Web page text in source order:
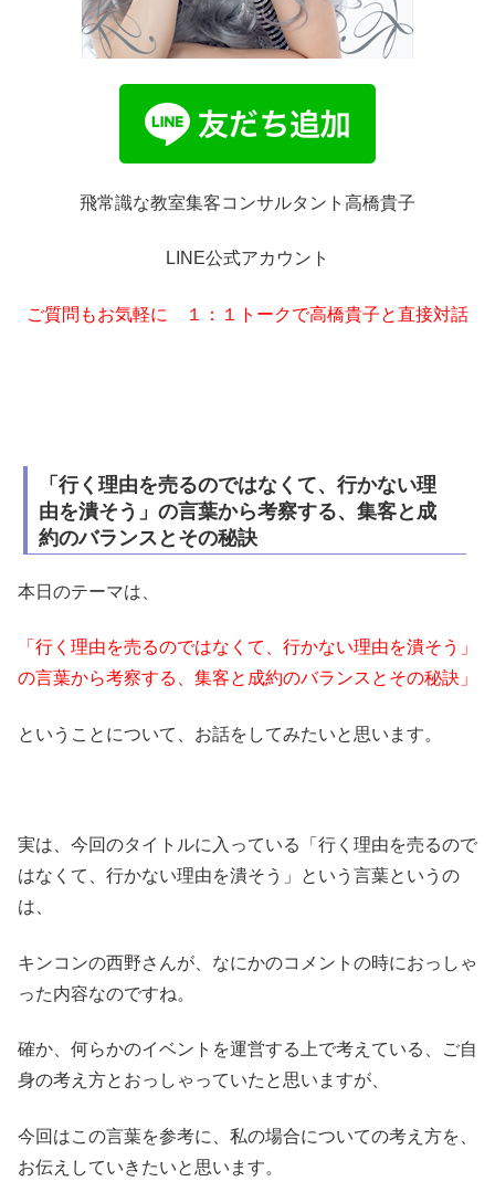
飛常識な教室集客コンサルタント高橋貴子
LINE公式アカウント
ご質問もお気軽に １：１トークで高橋貴子と直接対話
「行く理由を売るのではなくて、行かない理
由を潰そう」の言葉から考察する、集客と成
約のバランスとその秘訣
本日のテーマは、
「行く理由を売るのではなくて、行かない理由を潰そう」
の言葉から考察する、集客と成約のバランスとその秘訣」
ということについて、お話をしてみたいと思います。
実は、今回のタイトルに入っている「行く理由を売るので
はなくて、行かない理由を潰そう」という言葉というの
は、
キンコンの西野さんが、なにかのコメントの時におっしゃ
った内容なのですね。
確か、何らかのイベントを運営する上で考えている、ご自
身の考え方とおっしゃっていたと思いますが、
今回はこの言葉を参考に、私の場合についての考え方を、
お伝えしていきたいと思います。